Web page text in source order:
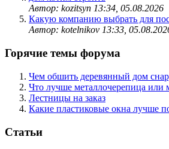
Автор: kozitsyn 13:34, 05.08.2026
Какую компанию выбрать для
Автор: kotelnikov 13:33,
Горячие темы форума
Чем обшить деревянный дом
Что лучше металлочерепица или
Лестницы на заказ
Какие пластиковые окна лучше
Статьи